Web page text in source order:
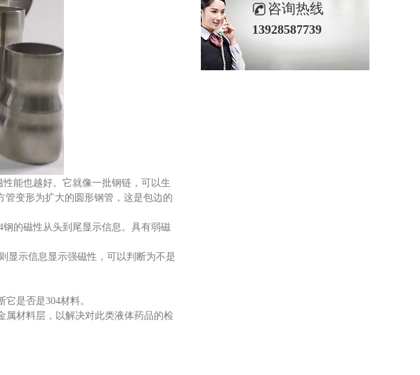
能也越好。它就像一批钢链，可以生
变形为扩大的圆形钢管，这是包边的
的磁性从头到尾显示信息。具有弱磁
显示信息显示强磁性，可以判断为不是
是否是304材料。
属材料层，以解决对此类液体药品的检
咨询热线
13928587739